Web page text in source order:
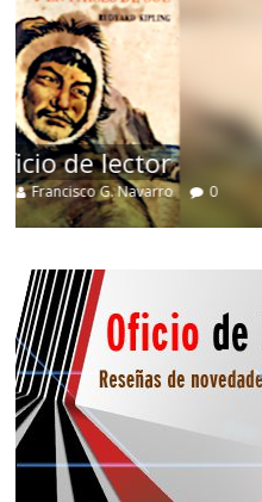
Un vergel en las
nostalgia
12 octubre, 2024